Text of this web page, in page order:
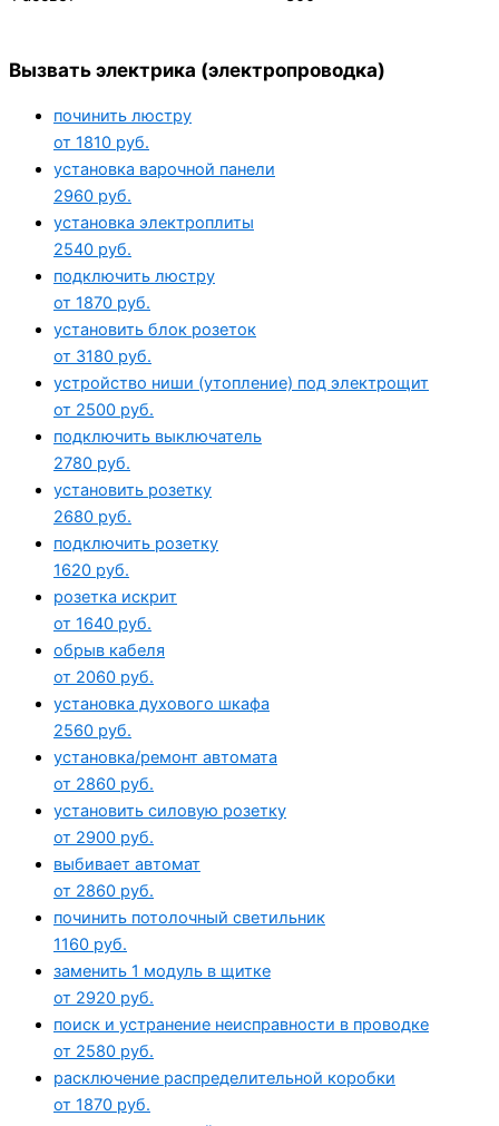
Вызвать электрика (электропроводка)
починить люстру
от 1810 руб.
установка варочной панели
2960 руб.
установка электроплиты
2540 руб.
подключить люстру
от 1870 руб.
установить блок розеток
от 3180 руб.
устройство ниши (утопление) под электрощит
от 2500 руб.
подключить выключатель
2780 руб.
установить розетку
2680 руб.
подключить розетку
1620 руб.
розетка искрит
от 1640 руб.
обрыв кабеля
от 2060 руб.
установка духового шкафа
2560 руб.
установка/ремонт автомата
от 2860 руб.
установить силовую розетку
от 2900 руб.
выбивает автомат
от 2860 руб.
починить потолочный светильник
1160 руб.
заменить 1 модуль в щитке
от 2920 руб.
поиск и устранение неисправности в проводке
от 2580 руб.
расключение распределительной коробки
от 1870 руб.